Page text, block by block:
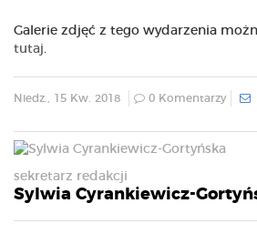
Galerie zdjęć z tego wydarzenia
tutaj.
Niedz., 15 Kw. 2018 0 Komentarzy
sekretarz redakcji
Sylwia Cyrankiewicz-